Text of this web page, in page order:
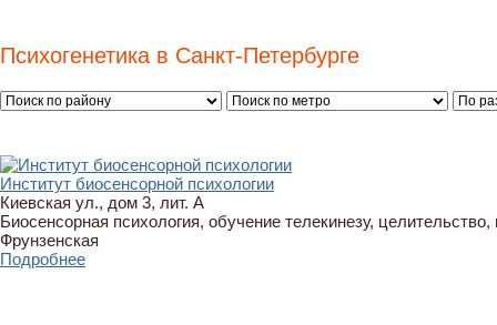
Психогенетика в Санкт-Петербурге
Институт биосенсорной психологии
Киевская ул., дом 3, лит. А
Биосенсорная психология, обучение телекинезу,
Фрунзенская
Подробнее